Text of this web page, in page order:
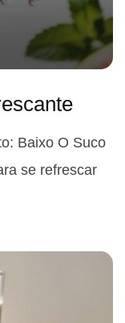
Baixo O Suco
se refrescar